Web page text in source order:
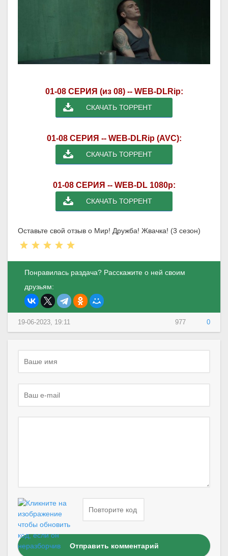
01-08 СЕРИЯ (из 08) -- WEB-DLRip:
СКАЧАТЬ ТОРРЕНТ
01-08 СЕРИЯ -- WEB-DLRip (AVC):
СКАЧАТЬ ТОРРЕНТ
01-08 СЕРИЯ -- WEB-DL 1080p:
СКАЧАТЬ ТОРРЕНТ
Оставьте свой отзыв о Мир! Дружба! Жвачка! (3 сезон)
Понравилась раздача? Расскажите о ней своим
друзьям:
977 0
19-06-2023, 19:11
Отправить комментарий